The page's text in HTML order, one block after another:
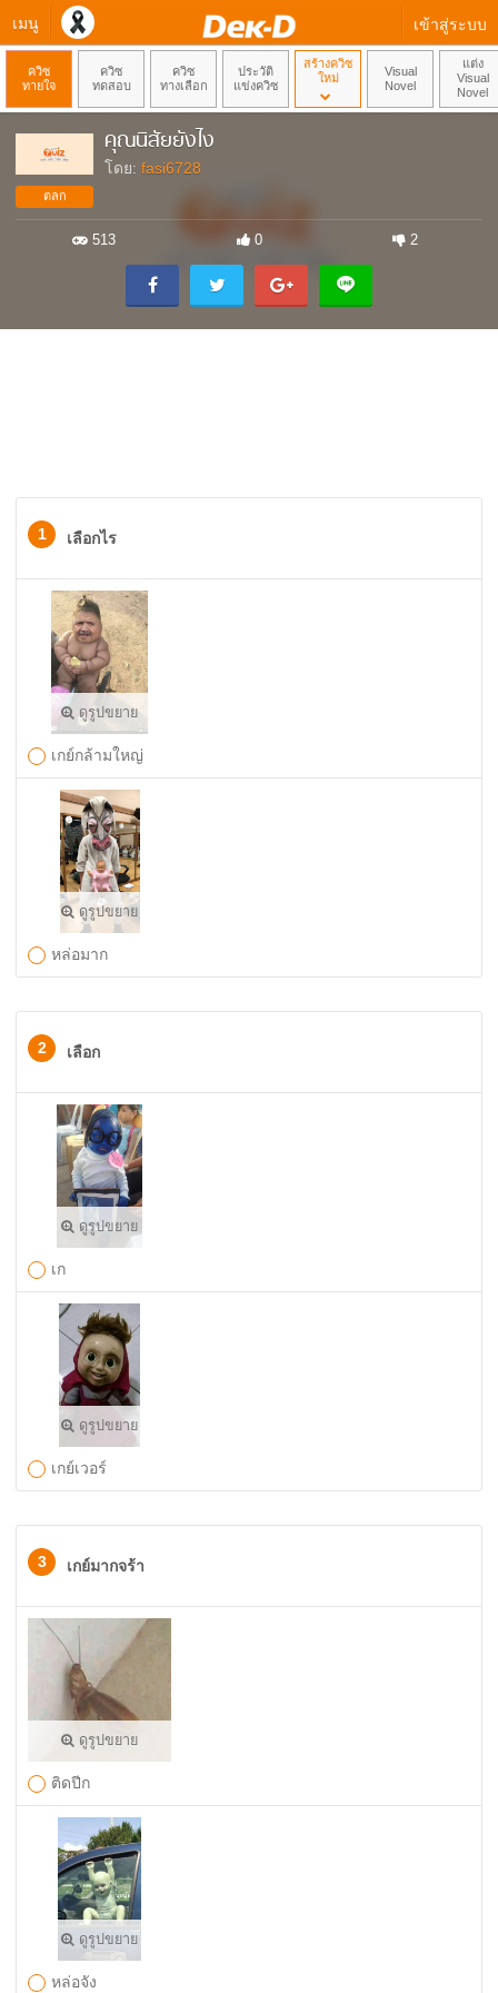
เมนู เข้าสู่ระบบ
ควิซ
ทายใจ
ควิซ
ทดสอบ
ควิซ
ทางเลือก
ประวัติ
แข่งควิซ
สร้างควิซ
ใหม่
Visual
Novel
แต่ง
Visual
Novel
ตลก
คุณนิสัยยังไง
โดย: fasi6728
513 0 2
1 เลือกไร
ดูรูปขยาย
เกย์กล้ามใหญ่
ดูรูปขยาย
หล่อมาก
2 เลือก
ดูรูปขยาย
เก
ดูรูปขยาย
เกย์เวอร์
3 เกย์มากจร้า
ดูรูปขยาย
ติดปีก
ดูรูปขยาย
หล่อจัง